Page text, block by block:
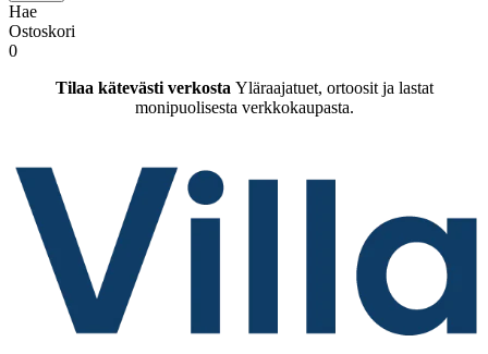
Hae
Ostoskori
0
Tilaa kätevästi verkosta Yläraajatuet, ortoosit ja lastat
monipuolisesta verkkokaupasta.